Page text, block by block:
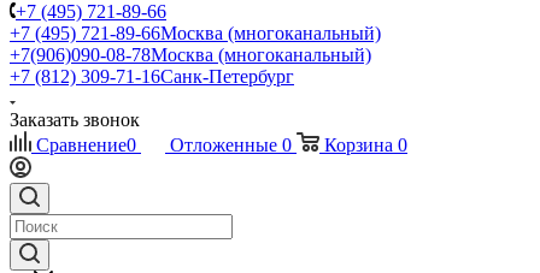
+7 (495) 721-89-66
+7 (495) 721-89-66Москва (многоканальный)
+7(906)090-08-78Москва (многоканальный)
+7 (812) 309-71-16Санк-Петербург
Заказать звонок
Сравнение0 Отложенные 0 Корзина 0